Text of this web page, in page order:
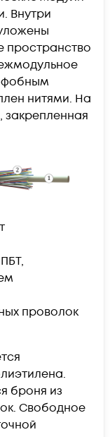
Внутри
пространство
нитями. На
проволок
броня из
Свободное